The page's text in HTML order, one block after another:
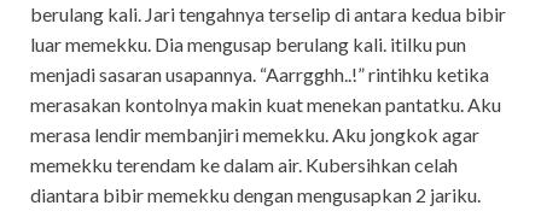
berulang kali. Jari tengahnya terselip di antara kedua bibir
luar memekku. Dia mengusap berulang kali. itilku pun
menjadi sasaran usapannya. “Aarrgghh..!” rintihku ketika
merasakan kontolnya makin kuat menekan pantatku. Aku
merasa lendir membanjiri memekku. Aku jongkok agar
memekku terendam ke dalam air. Kubersihkan celah
diantara bibir memekku dengan mengusapkan 2 jariku.